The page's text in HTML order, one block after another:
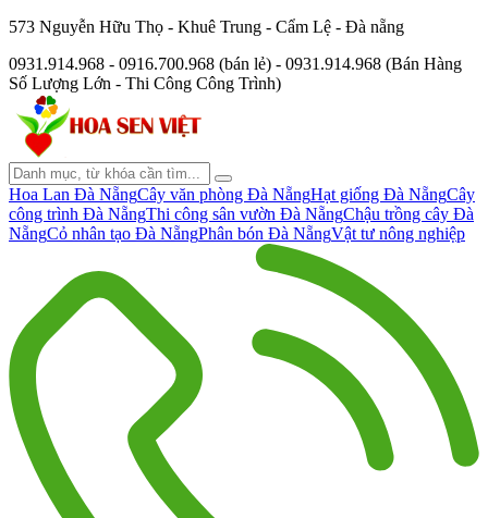
573 Nguyễn Hữu Thọ - Khuê Trung - Cẩm Lệ - Đà nẵng
0931.914.968 - 0916.700.968 (bán lẻ) - 0931.914.968 (Bán Hàng
Số Lượng Lớn - Thi Công Công Trình)
Hoa Lan Đà NẵngCây văn phòng Đà NẵngHạt giống Đà NẵngCây
công trình Đà NẵngThi công sân vườn Đà NẵngChậu trồng cây Đà
NẵngCỏ nhân tạo Đà NẵngPhân bón Đà NẵngVật tư nông nghiệp